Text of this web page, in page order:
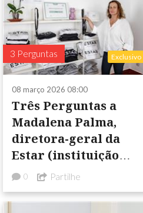
3 Perguntas Exclusivo
08 março 2026 08:00
Três Perguntas a
Madalena Palma,
diretora-geral da
Estar (instituição
particular de
solidariedade social)
0 Partilhe